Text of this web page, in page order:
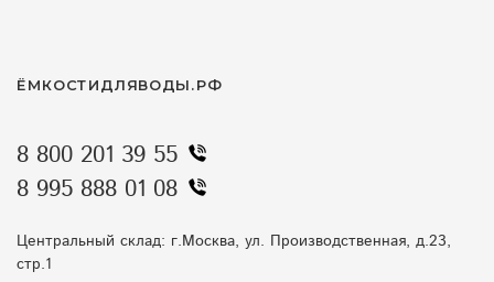
ЁМКОСТИДЛЯВОДЫ.РФ
8 800 201 39 55
8 995 888 01 08
Центральный склад: г.Москва, ул. Производственная, д.23,
стр.1